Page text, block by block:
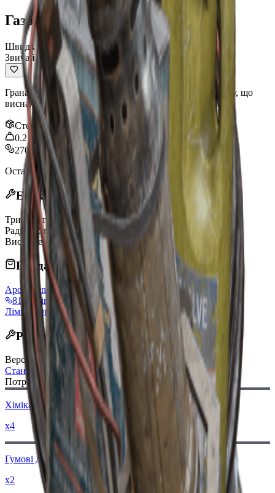
Газова граната
Швидке використання
Звичайний
Граната, яка при ударі випускає стійку токсичну хмару, що
виснажує витривалість усіх рейдерів у зоні ураження.
Стек :3
0.2kg
270
Останнє оновлення : Mar 22, 2026
Ефекти
Тривалість
Радіус
7.5m
Виснаження витривалості
Продається торговцями
Apollo vendorLevel
810 Coins
Ліміт: 6 Оновлюється щодня
Рецепт виготовлення
Верстак
Станція вибухівки
Потрібні матеріали:
Хімікати
x4
Гумові деталі
x2